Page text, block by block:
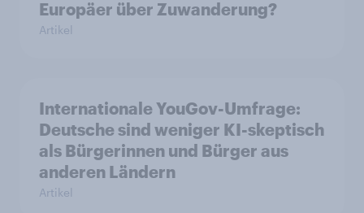
Europäer über Zuwanderung?
Artikel
Internationale YouGov-Umfrage:
Deutsche sind weniger KI-skeptisch
als Bürgerinnen und Bürger aus
anderen Ländern
Artikel